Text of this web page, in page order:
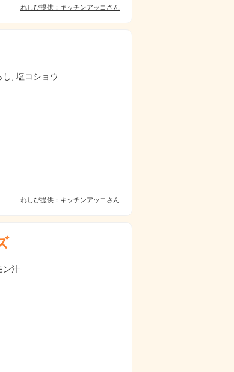
れしぴ提供：キッチンアッコさん
, 塩コショウ
れしぴ提供：キッチンアッコさん
ン汁